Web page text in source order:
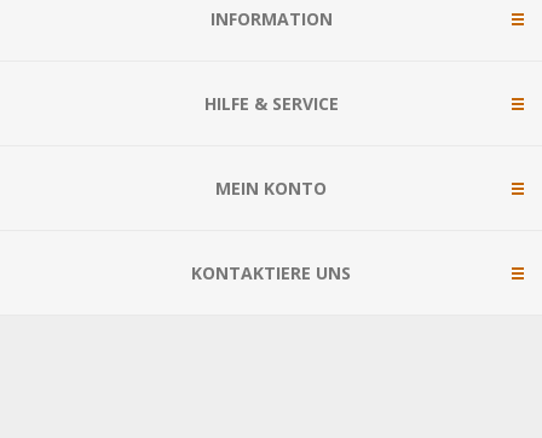
INFORMATION
HILFE & SERVICE
MEIN KONTO
KONTAKTIERE UNS